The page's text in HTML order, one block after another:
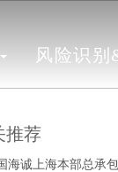
风险识别
推荐
海诚上海本部总承